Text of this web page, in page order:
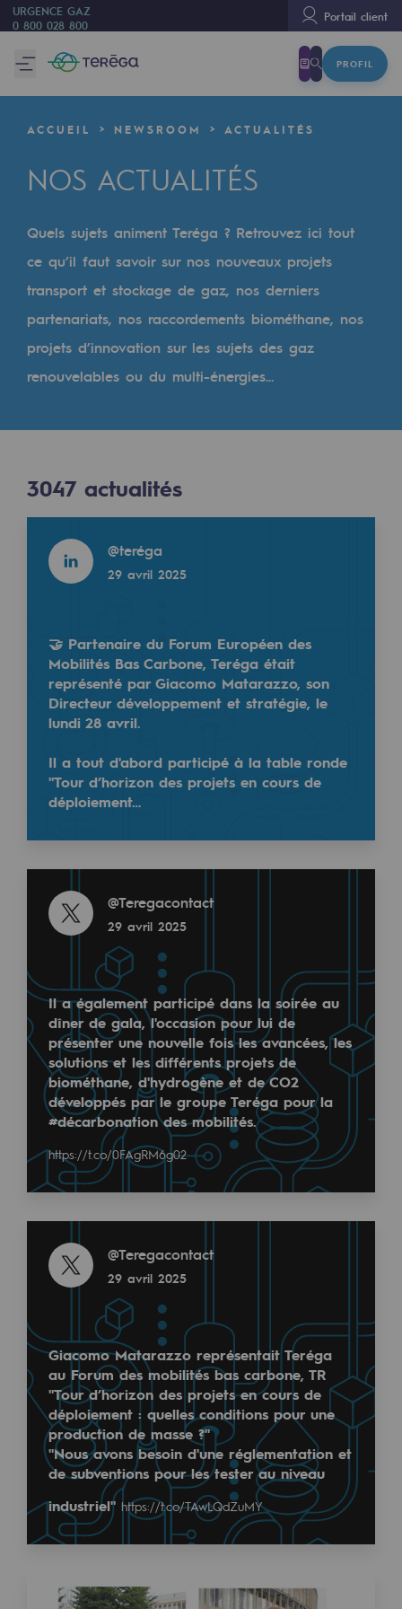
URGENCE GAZ
0 800 028 800
Portail client
PROFIL
Nous sommes
Teréga
Accélérateur de la transition énergétique
Un réseau local et européen
Une organisation adaptative et ouverte
Une organisation adaptative et
Notre culture et nos valeurs
Une organisation certifiée
Notre organisation
Notre organisation
Indicateurs
Publications institutionnelles
Les énergies d'avenir
Les énergies d'avenir
Gaz renouvelables et procédés durables
Gaz renouvelables et procédés
Pyrogazéification et gazéification
Méthanation
Captage de CO2
Nouveaux usages
Concertations CH4, H2 et CO2
Espace pédagogique
Espace pédagogique
2050 : un monde d’énergies
Objectif Hydrogène
CCUS Objectif Zéro CO2
Objectif Biométhane
Le Labo
Acteur engagé
Acteur engagé
Ambition RSE
Responsabilité environnementale
BE POSITIF, le programme de
ACCUEIL NEWSROOM ACTUALITÉS
NOS ACTUALITÉS
Quels sujets animent Teréga ? Retrouvez ici tout
ce qu’il faut savoir sur nos nouveaux projets
transport et stockage de gaz, nos derniers
partenariats, nos raccordements biométhane, nos
projets d’innovation sur les sujets des gaz
renouvelables ou du multi-énergies...
3047 actualités
@teréga
29 avril 2025
🤝 Partenaire du Forum Européen des
Mobilités Bas Carbone, Teréga était
représenté par Giacomo Matarazzo, son
Directeur développement et stratégie, le
lundi 28 avril.
Il a tout d'abord participé à la table ronde
"Tour d’horizon des projets en cours de
déploiement…
@Teregacontact
29 avril 2025
Il a également participé dans la soirée au
dîner de gala, l'occasion pour lui de
présenter une nouvelle fois les avancées, les
solutions et les différents projets de
biométhane, d'hydrogène et de CO2
développés par le groupe Teréga pour la
#décarbonation des mobilités.
https://t.co/0FAgRM6g02
@Teregacontact
29 avril 2025
Giacomo Matarazzo représentait Teréga
au Forum des mobilités bas carbone, TR
"Tour d’horizon des projets en cours de
déploiement : quelles conditions pour une
production de masse ?"
"Nous avons besoin d'une réglementation et
de subventions pour les tester au niveau
industriel" https://t.co/TAwLQdZuMY